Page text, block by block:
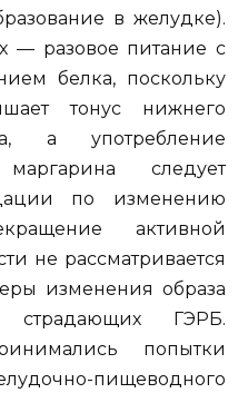
в желудке).
— разовое питание с
белка, поскольку
тонус нижнего
а употребление
следует
по изменению
активной
не рассматривается
изменения образа
ГЭРБ.
попытки
пищеводного